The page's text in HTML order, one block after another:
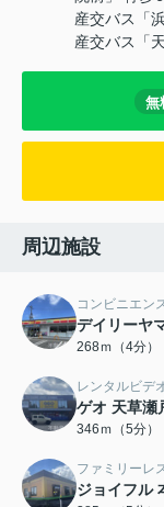
産交バス「
産交バス「
無
周辺施設
コンビニエン
デイリーヤ
268ｍ（4分）
レンタルビデ
ゲオ 天草瀬
346ｍ（5分）
ファミリーレ
ジョイフル